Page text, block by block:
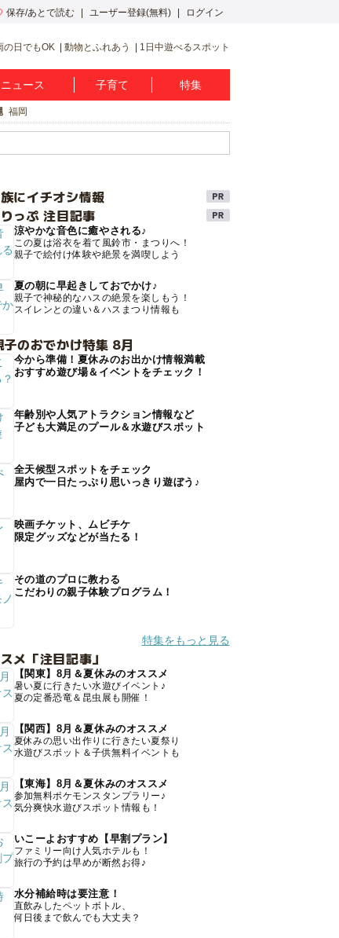
保存/あとで読む ユーザー登録(無料) ログイン
の日でもOK 動物とふれあう 1日中遊べるスポット
ュース 子育て 特集
福岡
にイチオシ情報
っぷ 注目記事
涼やかな音色に癒やされる♪
この夏は浴衣を着て風鈴市・まつりへ！
親子で絵付け体験や絶景を満喫しよう
夏の朝に早起きしておでかけ♪
親子で神秘的なハスの絶景を楽しもう！
スイレンとの違い＆ハスまつり情報も
のおでかけ特集 8月
今から準備！夏休みのお出かけ情報満載
おすすめ遊び場＆イベントをチェック！
年齢別や人気アトラクション情報など
子ども大満足のプール＆水遊びスポット
全天候型スポットをチェック
屋内で一日たっぷり思いっきり遊ぼう♪
映画チケット、ムビチケ
限定グッズなどが当たる！
その道のプロに教わる
こだわりの親子体験プログラム！
特集をもっと見る
メ「注目記事」
【関東】8月＆夏休みのオススメ
暑い夏に行きたい水遊びイベント♪
夏の定番恐竜＆昆虫展も開催！
【関西】8月＆夏休みのオススメ
夏休みの思い出作りに行きたい夏祭り
水遊びスポット＆子供無料イベントも
【東海】8月＆夏休みのオススメ
参加無料ポケモンスタンプラリー♪
気分爽快水遊びスポット情報も！
いこーよおすすめ【早割プラン】
ファミリー向け人気ホテルも！
旅行の予約は早めが断然お得♪
水分補給時は要注意！
直飲みしたペットボトル、
何日後まで飲んでも大丈夫？